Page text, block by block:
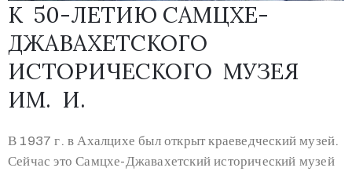
К 50-ЛЕТИЮ САМЦХЕ-
ДЖАВАХЕТСКОГО
ИСТОРИЧЕСКОГО МУЗЕЯ
ИМ. И.
В 1937 г. в Ахалцихе был открыт краеведческий музей.
Сейчас это Самцхе-Джавахетский исторический музей